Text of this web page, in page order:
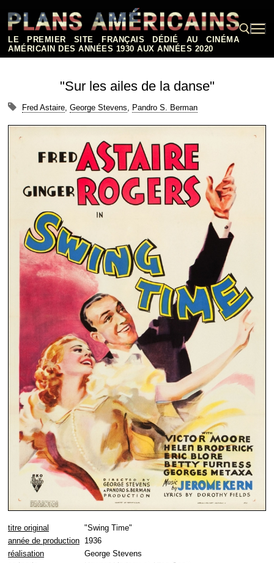
contenu
LE PREMIER SITE FRANÇAIS DÉDIÉ AU CINÉMA
AMÉRICAIN DES ANNÉES 1930 AUX ANNÉES 2020
"Sur les ailes de la danse"
Fred Astaire, George Stevens, Pandro S. Berman
titre original
"Swing Time"
année de production 1936
réalisation
George Stevens